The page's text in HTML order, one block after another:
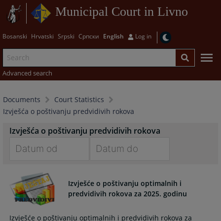
Municipal Court in Livno
Bosanski Hrvatski Srpski Српски English Log in
Advanced search
Documents
Court Statistics
Izvješća o poštivanju predvidivih rokova
Izvješća o poštivanju predvidivih rokova
forward
to
interact
to
interact
Izvješće o poštivanju optimalnih i
predvidivih rokova za 2025. godinu
Izvješće o poštivanju optimalnih i predvidivih rokova za